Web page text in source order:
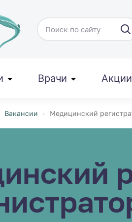
Врачи Акции
Вакансии Медицинский